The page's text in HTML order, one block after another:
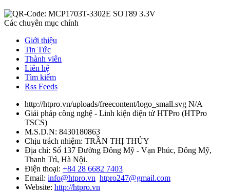
Các chuyên mục chính
Giới thiệu
Tin Tức
Thành viên
Liên hệ
Tìm kiếm
Rss Feeds
http://htpro.vn/uploads/freecontent/logo_small.svg N/A
Giải pháp công nghệ - Linh kiện điện tử HTPro (HTPro
TSCS)
M.S.D.N: 8430180863
Chịu trách nhiệm: TRẦN THỊ THỦY
Địa chỉ: Số 137 Đường Đông Mỹ - Vạn Phúc, Đông Mỹ,
Thanh Trì, Hà Nội.
Điện thoại: +84 28 6682 7403
Email: info@htpro.vn htpro247@gmail.com
Website: http://htpro.vn